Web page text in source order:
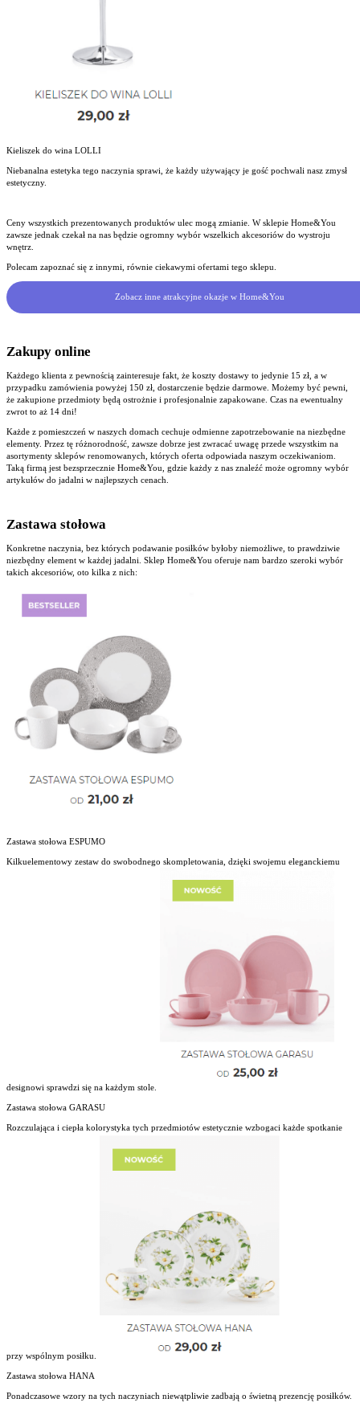
Kieliszek do wina LOLLI
Niebanalna estetyka tego naczynia sprawi, że każdy używający je gość pochwali nasz zmysł
estetyczny.
Ceny wszystkich prezentowanych produktów ulec mogą zmianie. W sklepie Home&You
zawsze jednak czekał na nas będzie ogromny wybór wszelkich akcesoriów do wystroju
wnętrz.
Polecam zapoznać się z innymi, równie ciekawymi ofertami tego sklepu.
Zobacz inne atrakcyjne okazje w Home&You
Zakupy online
Każdego klienta z pewnością zainteresuje fakt, że koszty dostawy to jedynie 15 zł, a w
przypadku zamówienia powyżej 150 zł, dostarczenie będzie darmowe. Możemy być pewni,
że zakupione przedmioty będą ostrożnie i profesjonalnie zapakowane. Czas na ewentualny
zwrot to aż 14 dni!
Każde z pomieszczeń w naszych domach cechuje odmienne zapotrzebowanie na niezbędne
elementy. Przez tę różnorodność, zawsze dobrze jest zwracać uwagę przede wszystkim na
asortymenty sklepów renomowanych, których oferta odpowiada naszym oczekiwaniom.
Taką firmą jest bezsprzecznie Home&You, gdzie każdy z nas znaleźć może ogromny wybór
artykułów do jadalni w najlepszych cenach.
Zastawa stołowa
Konkretne naczynia, bez których podawanie posiłków byłoby niemożliwe, to prawdziwie
niezbędny element w każdej jadalni. Sklep Home&You oferuje nam bardzo szeroki wybór
takich akcesoriów, oto kilka z nich:
Zastawa stołowa ESPUMO
Kilkuelementowy zestaw do swobodnego skompletowania, dzięki swojemu eleganckiemu
designowi sprawdzi się na każdym stole.
Zastawa stołowa GARASU
Rozczulająca i ciepła kolorystyka tych przedmiotów estetycznie wzbogaci każde spotkanie
przy wspólnym posiłku.
Zastawa stołowa HANA
Ponadczasowe wzory na tych naczyniach niewątpliwie zadbają o świetną prezencję posiłków.